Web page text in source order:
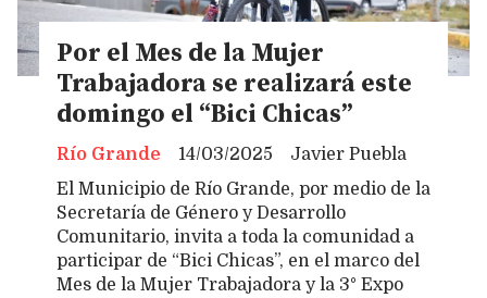
Por el Mes de la Mujer
Trabajadora se realizará este
domingo el “Bici Chicas”
Javier Puebla
Río Grande
14/03/2025
El Municipio de Río Grande, por medio de la
Secretaría de Género y Desarrollo
Comunitario, invita a toda la comunidad a
participar de “Bici Chicas”, en el marco del
Mes de la Mujer Trabajadora y la 3° Expo